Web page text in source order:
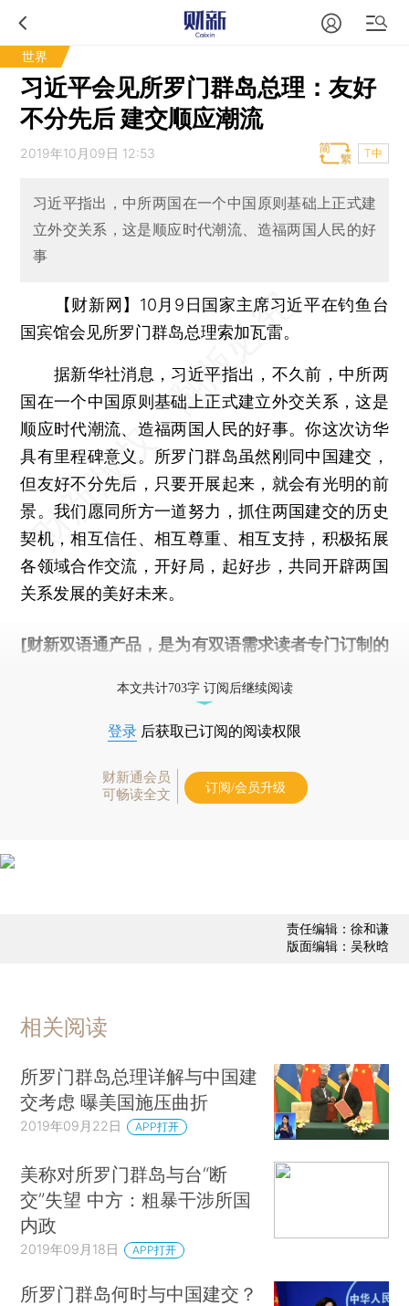
世界
习近平会见所罗门群岛总理：友好
不分先后 建交顺应潮流
2019年10月09日 12:53 T中
习近平指出，中所两国在一个中国原则基础上正式建
立外交关系，这是顺应时代潮流、造福两国人民的好
事
【财新网】 10月9日国家主席习近平在钓鱼台
国宾馆会见所罗门群岛总理索加瓦雷。
据新华社消息，习近平指出，不久前，中所两
国在一个中国原则基础上正式建立外交关系，这是
顺应时代潮流、造福两国人民的好事。你这次访华
具有里程碑意义。所罗门群岛虽然刚同中国建交，
但友好不分先后，只要开展起来，就会有光明的前
景。我们愿同所方一道努力，抓住两国建交的历史
契机，相互信任、相互尊重、相互支持，积极拓展
各领域合作交流，开好局，起好步，共同开辟两国
关系发展的美好未来。
[财新双语通产品，是为有双语需求读者专门订制的
本文共计703字 订阅后继续阅读
登录 后获取已订阅的阅读权限
财新通会员
可畅读全文
订阅/会员升级
责任编辑：徐和谦
版面编辑：吴秋晗
相关阅读
所罗门群岛总理详解与中国建
交考虑 曝美国施压曲折
2019年09月22日 APP打开
美称对所罗门群岛与台“断
交”失望 中方：粗暴干涉所国
内政
2019年09月18日 APP打开
所罗门群岛何时与中国建交？